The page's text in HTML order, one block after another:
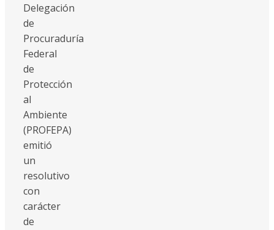
Delegación
de
Procuraduría
Federal
de
Protección
al
Ambiente
(PROFEPA)
emitió
un
resolutivo
con
carácter
de